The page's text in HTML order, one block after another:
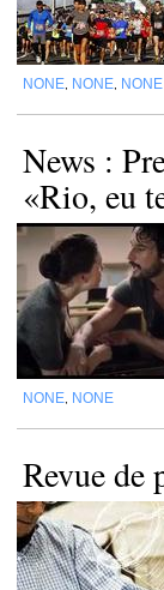
NONE NONE NONE
News :
«Rio, eu
NONE NONE
Revue de